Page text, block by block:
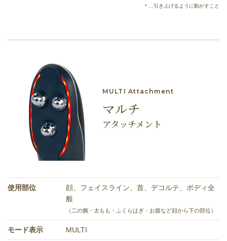
＊…引き上げるように動かすこと
MULTI Attachment
マルチ
アタッチメント
使⽤部位
顔、フェイスライン、首、デコルテ、ボディ全
般
（二の腕・太もも・ふくらはぎ・お腹など顔から下の部位）
モード表⽰ MULTI